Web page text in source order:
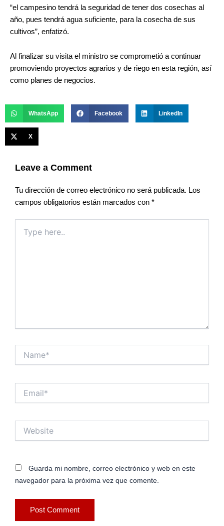
“el campesino tendrá la seguridad de tener dos cosechas al
año, pues tendrá agua suficiente, para la cosecha de sus
cultivos”, enfatizó.
Al finalizar su visita el ministro se comprometió a continuar
promoviendo proyectos agrarios y de riego en esta región, así
como planes de negocios.
WhatsApp Facebook LinkedIn
X
Leave a Comment
Tu dirección de correo electrónico no será publicada. Los
campos obligatorios están marcados con *
here..
Guarda mi nombre, correo electrónico y web en este
navegador para la próxima vez que comente.